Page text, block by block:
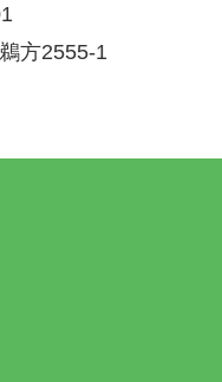
方2555-1